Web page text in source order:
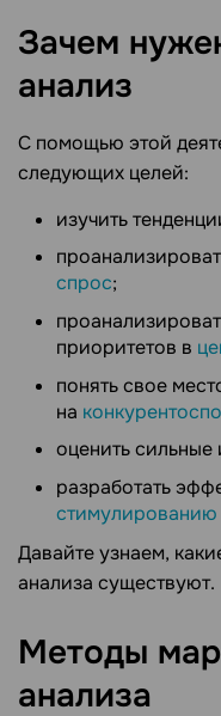
Зачем
анализ
С помощью этой
следующих целей:
изучить
спрос;
приоритетов в
понять свое
на
оценить
разработать
стимулированию
Давайте узнаем,
анализа существуют.
Методы
анализа